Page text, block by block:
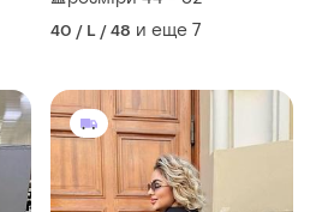
40 / L / 48 и еще 7